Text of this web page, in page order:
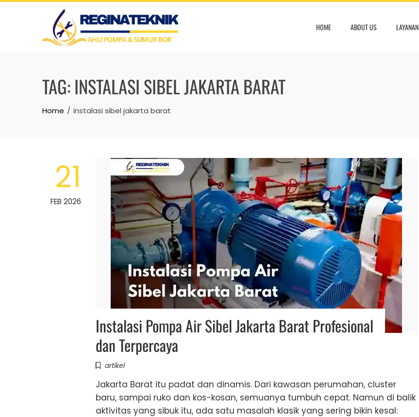
Skip
HOME ABOUT US LAYANAN
TAG:INSTALASI SIBEL JAKARTA BARAT
Home instalasi sibel jakarta barat
21
FEB 2026
Instalasi Pompa Air Sibel Jakarta Barat Profesional
dan Terpercaya
artikel
Jakarta Barat itu padat dan dinamis. Dari kawasan perumahan, cluster
baru, sampai ruko dan kos-kosan, semuanya tumbuh cepat. Namun di balik
aktivitas yang sibuk itu, ada satu masalah klasik yang sering bikin kesal: